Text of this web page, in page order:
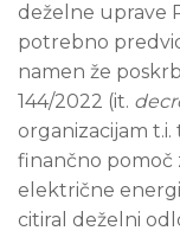
deželne uprave
potrebno
namen že
144/2022 (it.
organizacijam
finančno pomoč
električne
citiral deželni